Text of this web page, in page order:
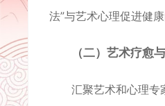
法”与艺术心理促进健
（二）艺术疗愈
汇聚艺术和心理专家